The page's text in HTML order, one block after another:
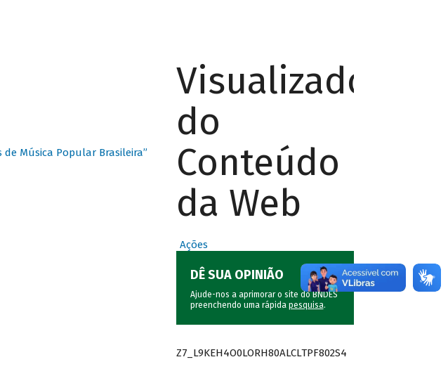
Música Popular Brasileira”
Visualizador
do
Conteúdo
da Web
Ações
DÊ SUA OPINIÃO
Ajude-nos a aprimorar o site do BNDES
preenchendo uma rápida pesquisa.
Z7_L9KEH4O0LORH80ALCLTPF802S4